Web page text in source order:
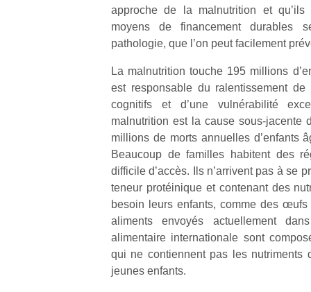
approche de la malnutrition et
moyens de financement durables
pathologie, que l’on peut facilement
La malnutrition touche 195 millions
est responsable du ralentissement
cognitifs et d’une vulnérabilité
malnutrition est la cause sous-jacente
millions de morts annuelles d’enfants
Beaucoup de familles habitent des
difficile d’accès. Ils n’arrivent pas à se
teneur protéinique et contenant des
besoin leurs enfants, comme des
aliments envoyés actuellement
alimentaire internationale sont
qui ne contiennent pas les nutriments
jeunes enfants.